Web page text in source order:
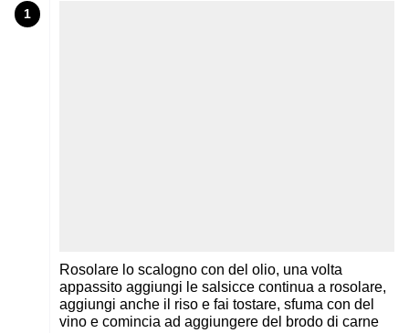
1
Rosolare lo scalogno con del olio, una volta
appassito aggiungi le salsicce continua a rosolare,
aggiungi anche il riso e fai tostare, sfuma con del
vino e comincia ad aggiungere del brodo di carne